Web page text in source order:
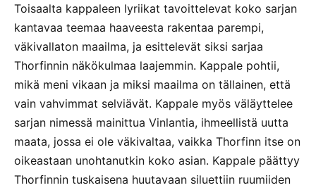
Toisaalta kappaleen lyriikat tavoittelevat koko sarjan
kantavaa teemaa haaveesta rakentaa parempi,
väkivallaton maailma, ja esittelevät siksi sarjaa
Thorfinnin näkökulmaa laajemmin. Kappale pohtii,
mikä meni vikaan ja miksi maailma on tällainen, että
vain vahvimmat selviävät. Kappale myös väläyttelee
sarjan nimessä mainittua Vinlantia, ihmeellistä uutta
maata, jossa ei ole väkivaltaa, vaikka Thorfinn itse on
oikeastaan unohtanutkin koko asian. Kappale päättyy
Thorfinnin tuskaisena huutavaan siluettiin ruumiiden